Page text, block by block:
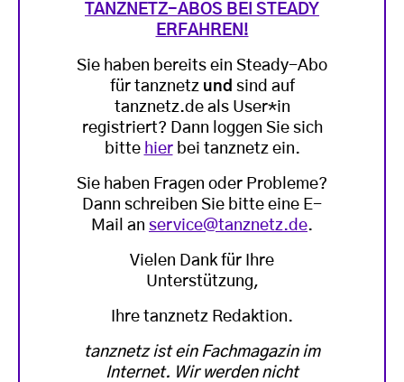
TANZNETZ-ABOS BEI STEADY
ERFAHREN!
Sie haben bereits ein Steady-Abo
für tanznetz und sind auf
tanznetz.de als User*in
registriert? Dann loggen Sie sich
bitte hierbei tanznetz ein.
Sie haben Fragen oder Probleme?
Dann schreiben Sie bitte eine E-
Mail an service@tanznetz.de.
Vielen Dank für Ihre
Unterstützung,
Ihre tanznetz Redaktion.
tanznetz ist ein Fachmagazin im
Internet. Wir werden nicht